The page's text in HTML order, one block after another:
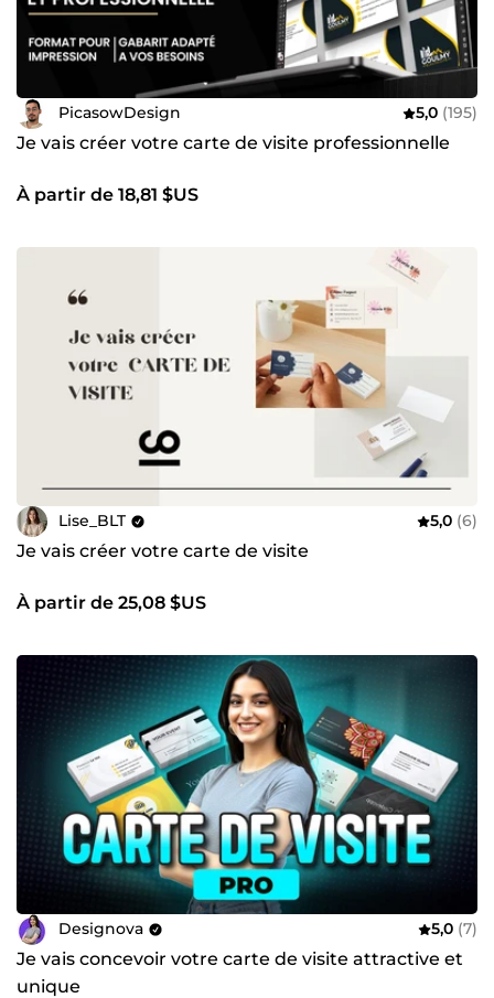
PicasowDesign 5,0 (195)
Je vais créer votre carte de visite professionnelle
À partir de 18,81 $US
Lise_BLT 5,0 (6)
Je vais créer votre carte de visite
À partir de 25,08 $US
Designova 5,0 (7)
Je vais concevoir votre carte de visite attractive et
unique